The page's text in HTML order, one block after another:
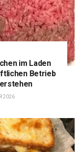
im Laden
Betrieb
2026